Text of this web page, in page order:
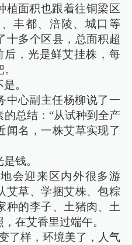
植面积也跟着往铜梁区
丰都、涪陵、城口等
十多个区县，总面积超
，光是鲜艾挂株，每
。
中心副主任杨柳说了一
总结：“从试种到全产
闻名，一株艾草实现了
钱。
会迎来区内外很多游
艾草、学捆艾株、包粽
种的李子、土猪肉、土
在艾香里过端午。
了样，环境美了，人气